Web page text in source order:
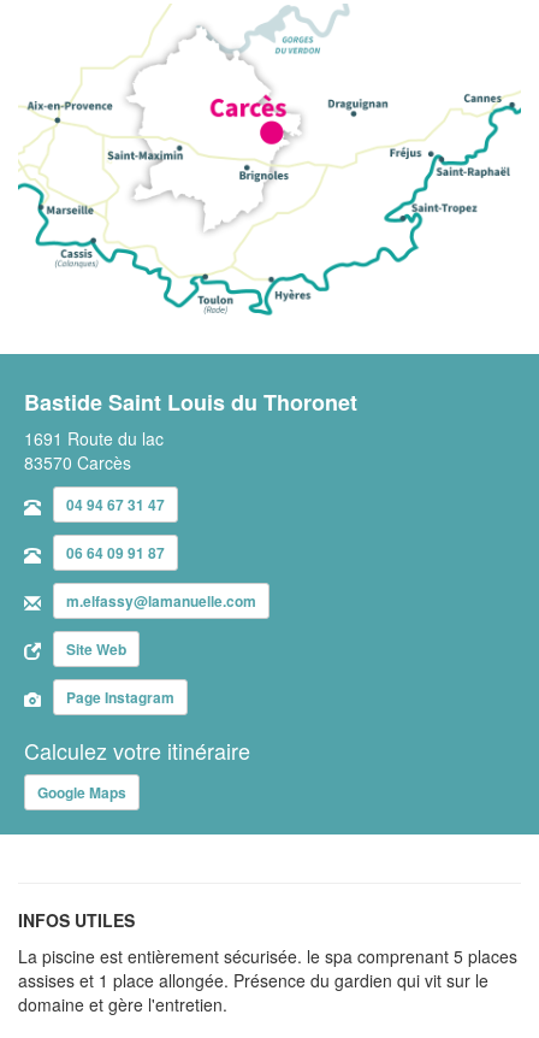
Bastide Saint Louis du Thoronet
1691 Route du lac
83570 Carcès
04 94 67 31 47
06 64 09 91 87
m.elfassy@lamanuelle.com
Site Web
Page Instagram
Calculez votre itinéraire
Google Maps
INFOS UTILES
La piscine est entièrement sécurisée. le spa comprenant 5 places
assises et 1 place allongée. Présence du gardien qui vit sur le
domaine et gère l'entretien.